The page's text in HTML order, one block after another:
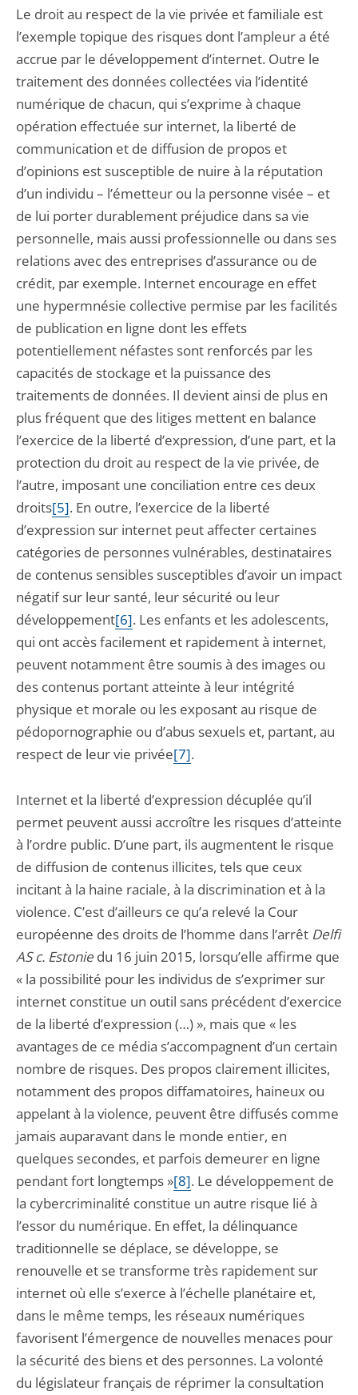
Le droit au respect de la vie privée et familiale est
l’exemple topique des risques dont l’ampleur a été
accrue par le développement d’internet. Outre le
traitement des données collectées via l’identité
numérique de chacun, qui s’exprime à chaque
opération effectuée sur internet, la liberté de
communication et de diffusion de propos et
d’opinions est susceptible de nuire à la réputation
d’un individu – l’émetteur ou la personne visée – et
de lui porter durablement préjudice dans sa vie
personnelle, mais aussi professionnelle ou dans ses
relations avec des entreprises d’assurance ou de
crédit, par exemple. Internet encourage en effet
une hypermnésie collective permise par les facilités
de publication en ligne dont les effets
potentiellement néfastes sont renforcés par les
capacités de stockage et la puissance des
traitements de données. Il devient ainsi de plus en
plus fréquent que des litiges mettent en balance
l’exercice de la liberté d’expression, d’une part, et la
protection du droit au respect de la vie privée, de
l’autre, imposant une conciliation entre ces deux
droits[5]. En outre, l’exercice de la liberté
d’expression sur internet peut affecter certaines
catégories de personnes vulnérables, destinataires
de contenus sensibles susceptibles d’avoir un impact
négatif sur leur santé, leur sécurité ou leur
développement[6]. Les enfants et les adolescents,
qui ont accès facilement et rapidement à internet,
peuvent notamment être soumis à des images ou
des contenus portant atteinte à leur intégrité
physique et morale ou les exposant au risque de
pédopornographie ou d’abus sexuels et, partant, au
respect de leur vie privée[7].
Internet et la liberté d’expression décuplée qu’il
permet peuvent aussi accroître les risques d’atteinte
à l’ordre public. D’une part, ils augmentent le risque
de diffusion de contenus illicites, tels que ceux
incitant à la haine raciale, à la discrimination et à la
violence. C’est d’ailleurs ce qu’a relevé la Cour
européenne des droits de l’homme dans l’arrêt Delfi
AS c. Estonie du 16 juin 2015, lorsqu’elle affirme que
« la possibilité pour les individus de s’exprimer sur
internet constitue un outil sans précédent d’exercice
de la liberté d’expression (…) », mais que « les
avantages de ce média s’accompagnent d’un certain
nombre de risques. Des propos clairement illicites,
notamment des propos diffamatoires, haineux ou
appelant à la violence, peuvent être diffusés comme
jamais auparavant dans le monde entier, en
quelques secondes, et parfois demeurer en ligne
pendant fort longtemps »[8]. Le développement de
la cybercriminalité constitue un autre risque lié à
l’essor du numérique. En effet, la délinquance
traditionnelle se déplace, se développe, se
renouvelle et se transforme très rapidement sur
internet où elle s’exerce à l’échelle planétaire et,
dans le même temps, les réseaux numériques
favorisent l’émergence de nouvelles menaces pour
la sécurité des biens et des personnes. La volonté
du législateur français de réprimer la consultation